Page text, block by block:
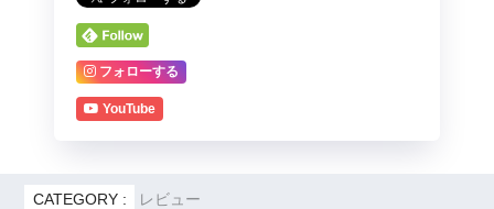
フォローする
YouTube
CATEGORY : レビュー